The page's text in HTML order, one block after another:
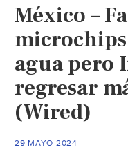
México –
agua pero
regresar
(Wired)
29 MAYO 2024